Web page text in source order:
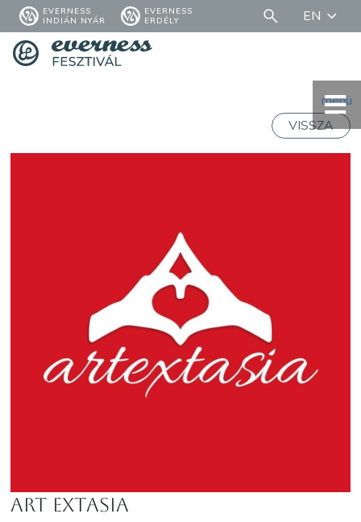
EVERNESS
INDIÁN NYÁR
EVERNESS
ERDÉLY
EN
menü
VISSZA
Art Extasia